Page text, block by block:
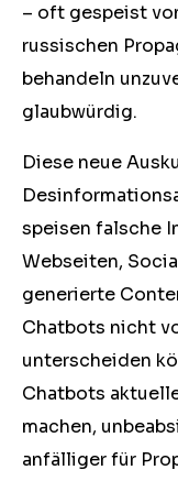
– oft gespeist
russischen
behandeln
glaubwürdig.
Diese neue
speisen falsche
Webseiten,
generierte
Chatbots nicht
unterscheiden
Chatbots
machen,
anfälliger für